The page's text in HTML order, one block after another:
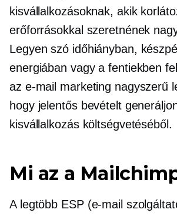
kisvállalkozásoknak, akik
erőforrásokkal szeretnének
Legyen szó időhiányban,
energiában vagy a fentiekben
az e-mail marketing nagyszerű
hogy jelentős bevételt
kisvállalkozás költségvetéséből.
Mi az a
A legtöbb ESP (e-mail